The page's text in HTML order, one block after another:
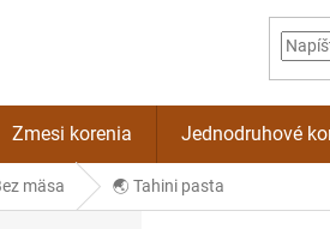
Zmesi korenia Jednodruhové
mäsa 🌏 Tahini pasta